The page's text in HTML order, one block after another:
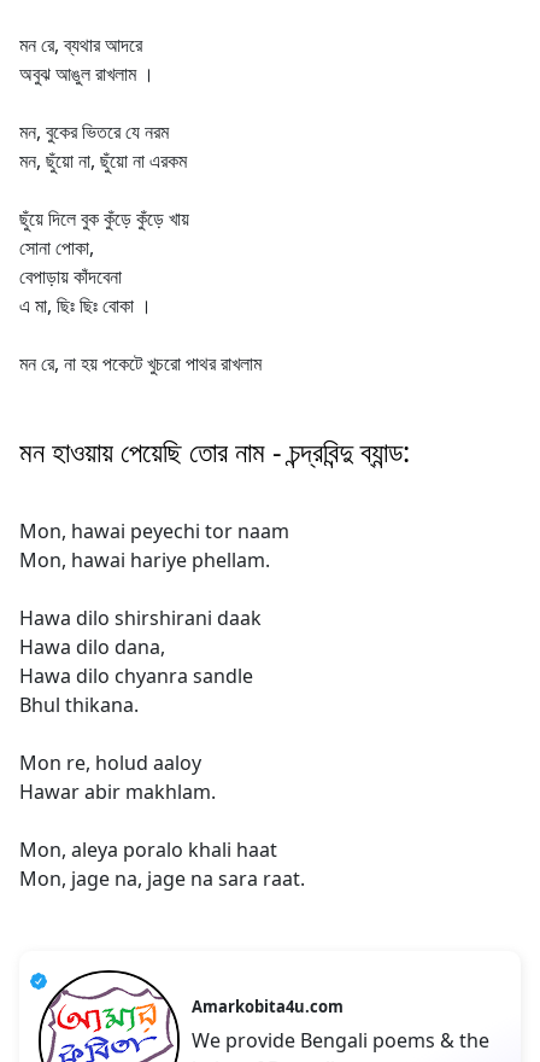
মন রে, ব্যথার আদরে
অবুঝ আঙুল রাখলাম ।
মন, বুকের ভিতরে যে নরম
মন, ছুঁয়ো না, ছুঁয়ো না এরকম
ছুঁয়ে দিলে বুক কুঁড়ে কুঁড়ে খায়
সোনা পোকা,
বেপাড়ায় কাঁদবেনা
এ মা, ছিঃ ছিঃ বোকা ।
মন রে, না হয় পকেটে খুচরো পাথর রাখলাম
মন হাওয়ায় পেয়েছি তোর নাম - চন্দ্রবিন্দু ব্যান্ড:
Mon, hawai peyechi tor naam
Mon, hawai hariye phellam.
Hawa dilo shirshirani daak
Hawa dilo dana,
Hawa dilo chyanra sandle
Bhul thikana.
Mon re, holud aaloy
Hawar abir makhlam.
Mon, aleya poralo khali haat
Mon, jage na, jage na sara raat.
Amarkobita4u.com
We provide Bengali poems & the